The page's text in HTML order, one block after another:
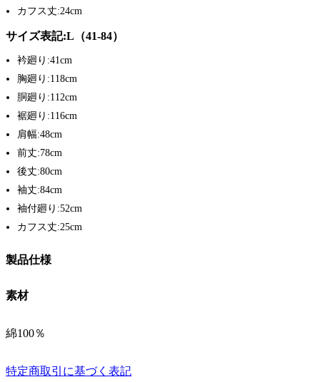
カフス丈:24cm
サイズ表記:L（41-84）
衿廻り:41cm
胸廻り:118cm
胴廻り:112cm
裾廻り:116cm
肩幅:48cm
前丈:78cm
後丈:80cm
袖丈:84cm
袖付廻り:52cm
カフス丈:25cm
製品仕様
素材
綿100％
特定商取引に基づく表記